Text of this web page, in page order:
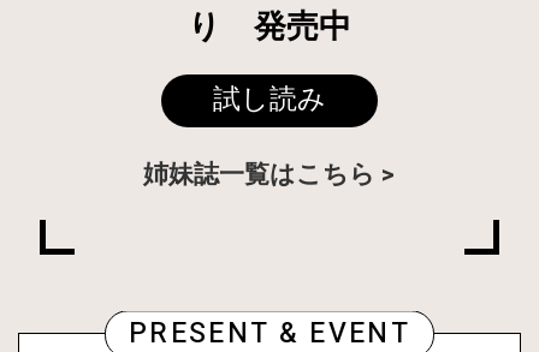
り 発売中
試し読み
姉妹誌一覧はこちら
PRESENT & EVENT